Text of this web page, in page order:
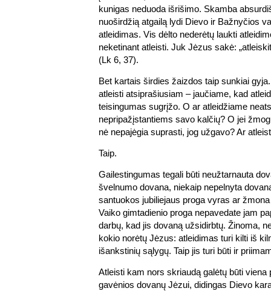
kunigas neduoda išrišimo. Skamba
nuoširdžią atgailą lydi Dievo ir Bažnyčios
atleidimas. Vis dėlto nederėtų laukti
neketinant atleisti. Juk Jėzus sakė:
(Lk 6, 37).
Bet kartais širdies žaizdos taip sunkiai
atleisti atsiprašiusiam – jaučiame, kad
teisingumas sugrįžo. O ar atleidžiame
nepripažįstantiems savo kalčių? O jei
nė nepajėgia suprasti, jog užgavo? Ar
Taip.
Gailestingumas tegali būti neužtarnauta
švelnumo dovana, niekaip nepelnyta
santuokos jubiliejaus proga vyras ar
Vaiko gimtadienio proga nepavedate jam
darbų, kad jis dovaną užsidirbtų. Žinoma,
kokio norėtų Jėzus: atleidimas turi kilti iš
išankstinių sąlygų. Taip jis turi būti ir
Atleisti kam nors skriaudą galėtų būti viena
gavėnios dovanų Jėzui, didingas Dievo